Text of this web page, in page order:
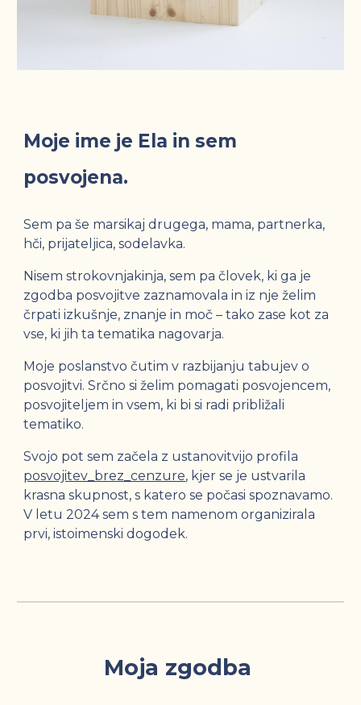
Moje ime je Ela in sem
posvojena.
Sem pa še marsikaj drugega, mama, partnerka,
hči, prijateljica, sodelavka.
Nisem strokovnjakinja, sem pa človek, ki ga je
zgodba posvojitve zaznamovala in iz nje želim
črpati izkušnje, znanje in moč – tako zase kot za
vse, ki jih ta tematika nagovarja.
Moje poslanstvo čutim v razbijanju tabujev o
posvojitvi. Srčno si želim pomagati posvojencem,
posvojiteljem in vsem, ki bi si radi približali
tematiko.
Svojo pot sem začela z ustanovitvijo profila
posvojitev_brez_cenzure, kjer se je ustvarila
krasna skupnost, s katero se počasi spoznavamo.
V letu 2024 sem s tem namenom organizirala
prvi, istoimenski dogodek.
Moja zgodba